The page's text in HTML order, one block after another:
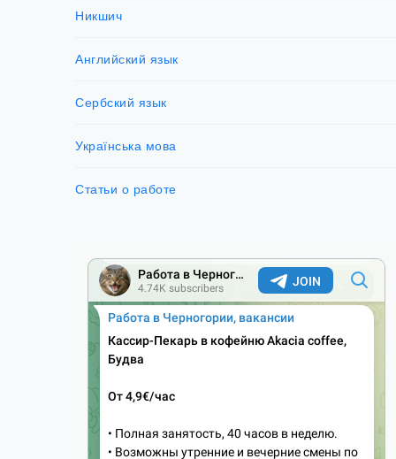
Никшич
Английский язык
Сербский язык
Українська мова
Статьи о работе